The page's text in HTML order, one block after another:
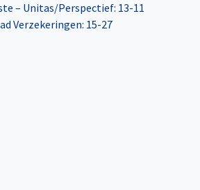
– Unitas/Perspectief: 13-11
Verzekeringen: 15-27